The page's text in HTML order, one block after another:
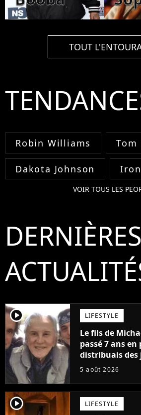
TOUT
Robin Williams Tom
Dakota Johnson
VOIR TOUS LES
DERNIÈRES
player2 LIFESTYLE
Le fils de
passé 7 ans en
distribuais
père"
5 août 2026
player2 LIFESTYLE